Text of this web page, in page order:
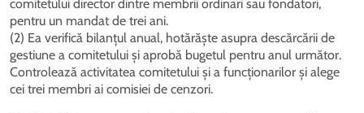
comitetului director dintre membrii ordinari sau fondatori,
pentru un mandat de trei ani.
(2) Ea verifică bilanțul anual, hotărăște asupra descărcării de
gestiune a comitetului și aprobă bugetul pentru anul următor.
Controlează activitatea comitetului și a funcționarilor și alege
cei trei membri ai comisiei de cenzori.